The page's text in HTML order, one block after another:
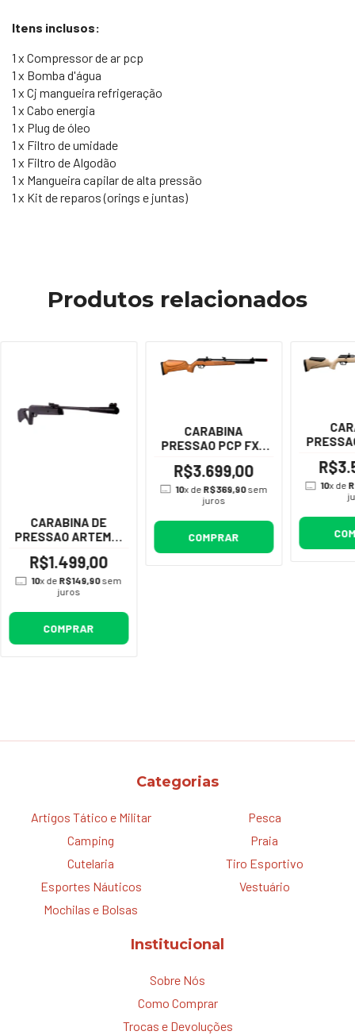
Itens inclusos:
1 x Compressor de ar pcp
1 x Bomba d'água
1 x Cj mangueira refrigeração
1 x Cabo energia
1 x Plug de óleo
1 x Filtro de umidade
1 x Filtro de Algodão
1 x Mangueira capilar de alta pressão
1 x Kit de reparos (orings e juntas)
Produtos relacionados
CARABINA DE
PRESSAO ARTEMIS
5.5MM
R$1.499,00
10x de R$149,90sem
juros
COMPRAR
CARABINA
PRESSAO PCP FXR
MADEIRA
R$3.699,00
10x de R$369,90sem
juros
COMPRAR
10x de
Categorias
Artigos Tático e Militar
Camping
Cutelaria
Esportes Náuticos
Mochilas e Bolsas
Pesca
Praia
Tiro Esportivo
Vestuário
Institucional
Sobre Nós
Como Comprar
Trocas e Devoluções